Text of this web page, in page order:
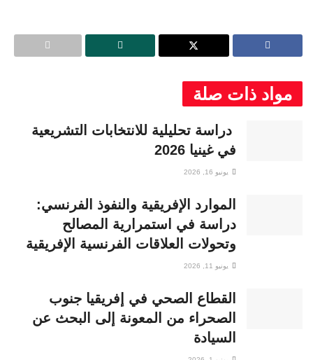
مواد ذات صلة
دراسة تحليلية للانتخابات التشريعية
في غينيا 2026
يونيو 16, 2026
الموارد الإفريقية والنفوذ الفرنسي:
دراسة في استمرارية المصالح
وتحولات العلاقات الفرنسية الإفريقية
يونيو 11, 2026
القطاع الصحي في إفريقيا جنوب
الصحراء من المعونة إلى البحث عن
السيادة